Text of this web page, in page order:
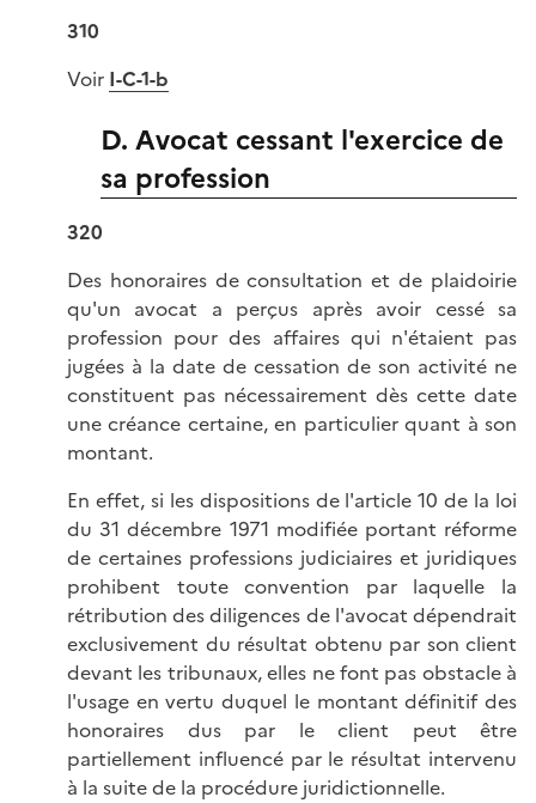
310
Voir I-C-1-b
D. Avocat cessant l'exercice de
sa profession
320
Des honoraires de consultation et de plaidoirie
qu'un avocat a perçus après avoir cessé sa
profession pour des affaires qui n'étaient pas
jugées à la date de cessation de son activité ne
constituent pas nécessairement dès cette date
une créance certaine, en particulier quant à son
montant.
En effet, si les dispositions de l'article 10 de la loi
du 31 décembre 1971 modifiée portant réforme
de certaines professions judiciaires et juridiques
prohibent toute convention par laquelle la
rétribution des diligences de l'avocat dépendrait
exclusivement du résultat obtenu par son client
devant les tribunaux, elles ne font pas obstacle à
l'usage en vertu duquel le montant définitif des
honoraires dus par le client peut être
partiellement influencé par le résultat intervenu
à la suite de la procédure juridictionnelle.